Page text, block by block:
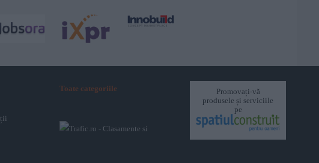
Toate categoriile
Promovați-vă
produsele și serviciile
pe